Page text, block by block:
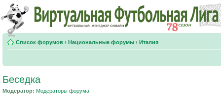
Список форумов ‹ Национальные форумы ‹ Италия
Беседка
Модератор: Модераторы форума